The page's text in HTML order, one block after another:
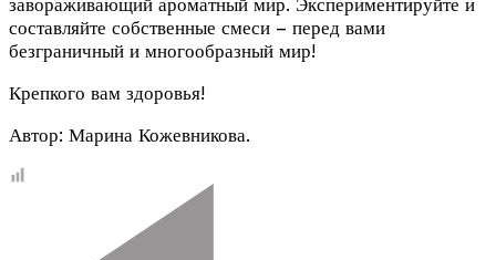
завораживающий ароматный мир. Экспериментируйте и
составляйте собственные смеси – перед вами
безграничный и многообразный мир!
Крепкого вам здоровья!
Автор: Марина Кожевникова.